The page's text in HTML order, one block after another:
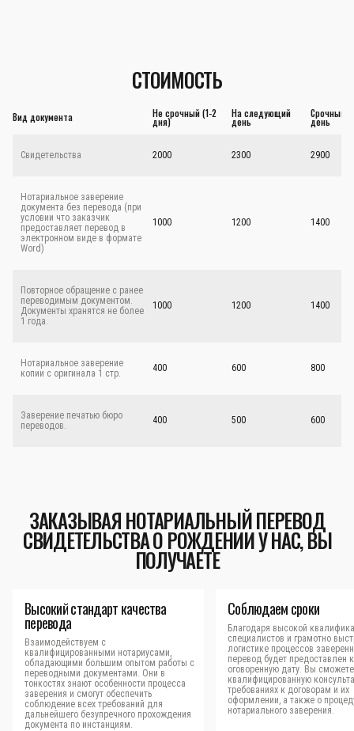
СТОИМОСТЬ
Вид документа Не срочный (1-2
дня)
На следующий
день
Срочный -
день
Свидетельства 2000 2300 2900
Нотариальное заверение
документа без перевода (при
условии что заказчик
предоставляет перевод в
электронном виде в формате
Word)
1000 1200 1400
Повторное обращение с ранее
переводимым документом.
Документы хранятся не более
1 года.
1000 1200 1400
Нотариальное заверение
копии с оригинала 1 стр.
400 600 800
Заверение печатью бюро
переводов.
400 500 600
ЗАКАЗЫВАЯ НОТАРИАЛЬНЫЙ ПЕРЕВОД
СВИДЕТЕЛЬСТВА О РОЖДЕНИИ У НАС, ВЫ
ПОЛУЧАЕТЕ
Высокий стандарт качества
перевода
Взаимодействуем с
квалифицированными нотариусами,
обладающими большим опытом работы с
переводными документами. Они в
тонкостях знают особенности процесса
заверения и смогут обеспечить
соблюдение всех требований для
дальнейшего безупречного прохождения
документа по инстанциям.
Соблюдаем сроки
Благодаря высокой
специалистов и грамотно
логистике процессов
перевод будет предоставлен
оговоренную дату. Вы
квалифицированную
требованиях к договорам и их
оформлении, а также о
нотариального заверения.